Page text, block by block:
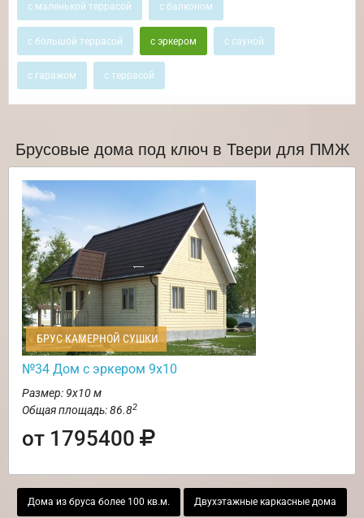
с маленькой террасой с балконом
с большой террасой с эркером с сауной
с гаражом с террасой
Брусовые дома под ключ в Твери для ПМЖ
БРУС КАМЕРНОЙ СУШКИ
№34 Дом с эркером 9х10
Размер: 9х10 м
Общая площадь: 86.82
от 1795400
Дома из бруса более 100 кв.м. Двухэтажные каркасные дома